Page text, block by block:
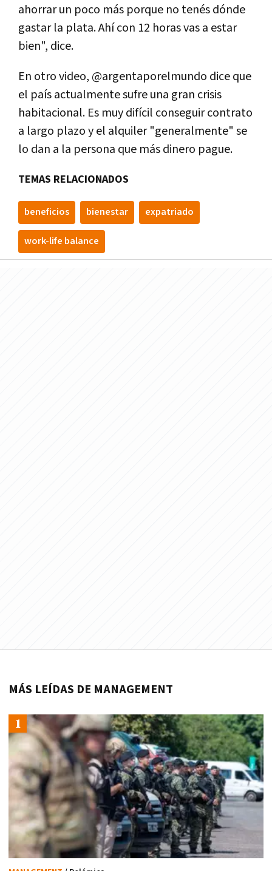
ahorrar un poco más porque no tenés dónde
gastar la plata. Ahí con 12 horas vas a estar
bien", dice.
En otro video, @argentaporelmundo dice que
el país actualmente sufre una gran crisis
habitacional. Es muy difícil conseguir contrato
a largo plazo y el alquiler "generalmente" se
lo dan a la persona que más dinero pague.
TEMAS RELACIONADOS
beneficios bienestar expatriado
work-life balance
MÁS LEÍDAS DE MANAGEMENT